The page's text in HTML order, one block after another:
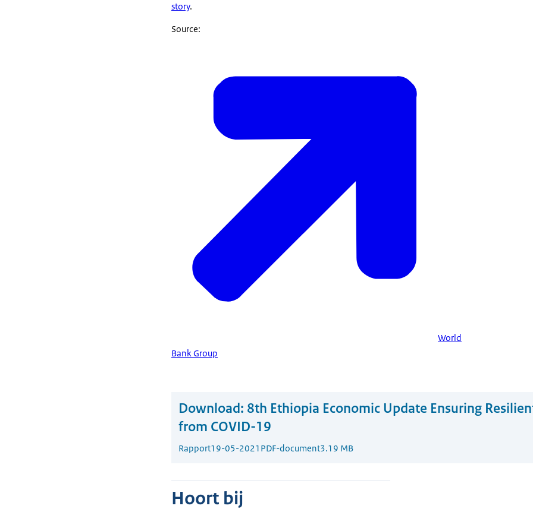
story.
Source:
World
Bank Group
Download: 8th Ethiopia Economic Update Ensuring
from COVID-19
Rapport19-05-2021 PDF-document3.19 MB
Hoort bij